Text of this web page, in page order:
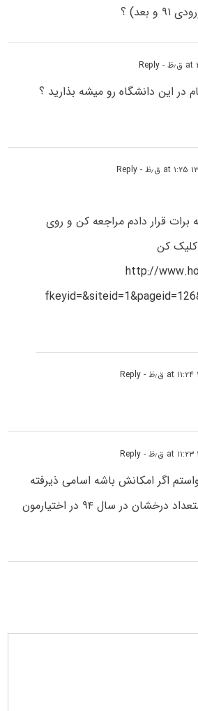
؟
- Reply
در این دانشگاه رو میشه بذارید ؟
- Reply
قرار دادم مراجعه کن و روی
کلیک کن
http://
- Reply
- Reply
اگر امکانش باشه اسامی ذیرفته
شدگان ارشد از طریق استعداد درخشان در سال ۹۴ در اختیارمون